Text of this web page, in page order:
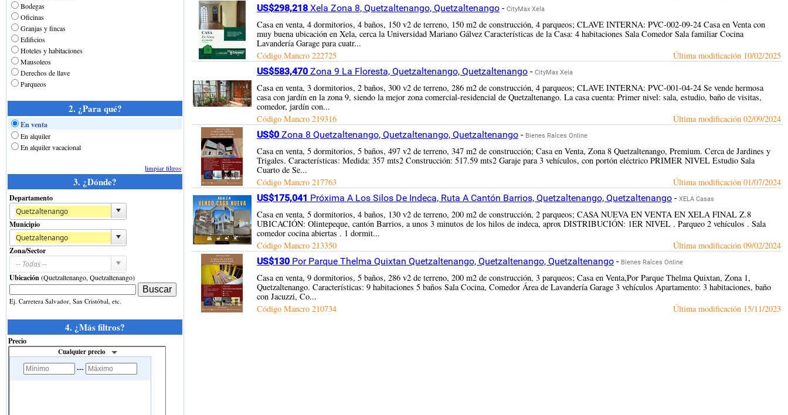
US$298,218Xela Zona 8, Quetzaltenango, Quetzaltenango- CityMax Xela
Casa en venta, 4 dormitorios, 4 baños, 150 v2 de terreno, 150 m2 de construcción, 4 parqueos; CLAVE INTERNA: PVC-002-09-24 Casa en Venta con
muy buena ubicación en Xela, cerca la Universidad Mariano Gálvez Características de la Casa: 4 habitaciones Sala Comedor Sala familiar Cocina
Lavandería Garage para cuatr...
Código Mancro 222725 Última modificación 10/02/2025
US$583,470Zona 9 La Floresta, Quetzaltenango, Quetzaltenango- CityMax Xela
Casa en venta, 3 dormitorios, 2 baños, 300 v2 de terreno, 286 m2 de construcción, 4 parqueos; CLAVE INTERNA: PVC-001-04-24 Se vende hermosa
casa con jardín en la zona 9, siendo la mejor zona comercial-residencial de Quetzaltenango. La casa cuenta: Primer nivel: sala, estudio, baño de visitas,
comedor, jardín con...
Código Mancro 219316 Última modificación 02/09/2024
US$0Zona 8 Quetzaltenango, Quetzaltenango, Quetzaltenango- Bienes Raíces Online
Casa en venta, 5 dormitorios, 5 baños, 497 v2 de terreno, 347 m2 de construcción; Casa en Venta, Zona 8 Quetzaltenango, Premium. Cerca de Jardines y
Trigales. Características: Medida: 357 mts2 Construcción: 517.59 mts2 Garaje para 3 vehículos, con portón eléctrico PRIMER NIVEL Estudio Sala
Cuarto de Se...
Código Mancro 217763 Última modificación 01/07/2024
US$175,041 Próxima A Los Silos De Indeca, Ruta A Cantón Barrios, Quetzaltenango, Quetzaltenango- XELA Casas
Casa en venta, 5 dormitorios, 4 baños, 130 v2 de terreno, 200 m2 de construcción, 2 parqueos; CASA NUEVA EN VENTA EN XELA FINAL Z.8
UBICACIÓN: Olintepeque, cantón Barrios, a unos 3 minutos de los hilos de indeca, aprox DISTRIBUCIÓN: 1ER NIVEL . Parqueo 2 vehículos . Sala
comedor cocina abiertas . 1 dormit...
Código Mancro 213350 Última modificación 09/02/2024
US$130Por Parque Thelma Quixtan Quetzaltenango, Quetzaltenango, Quetzaltenango- Bienes Raíces Online
Casa en venta, 9 dormitorios, 5 baños, 286 v2 de terreno, 200 m2 de construcción, 3 parqueos; Casa en Venta,Por Parque Thelma Quixtan, Zona 1,
Quetzaltenango. Características: 9 habitaciones 5 baños Sala Cocina, Comedor Área de Lavandería Garage 3 vehículos Apartamento: 3 habitaciones, baño
con Jacuzzi, Co...
Código Mancro 210734 Última modificación 15/11/2023
Bodegas
Oficinas
Granjas y fincas
Edificios
Hoteles y habitaciones
Mausoleos
Derechos de llave
Parqueos
2. ¿Para qué?
En venta
En alquiler
En alquiler vacacional
limpiar filtros
3. ¿Dónde?
Departamento
Municipio
Zona/Sector
Ubicación(Quetzaltenango, Quetzaltenango)
Ej. Carretera Salvador, San Cristóbal, etc.
4. ¿Más filtros?
Precio
Cualquier precio
---